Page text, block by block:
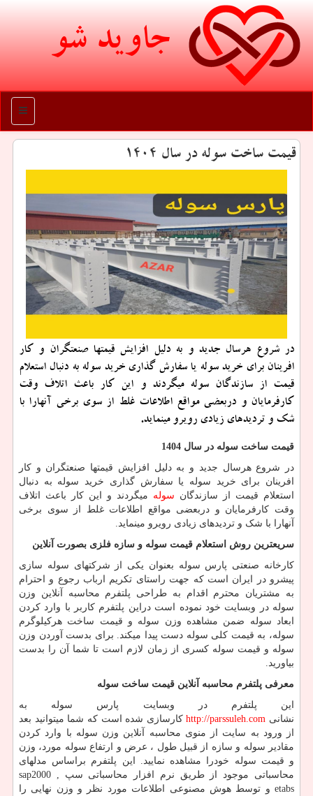
جاوید شو
منو
قیمت ساخت سوله در سال 1404
در شروع هرسال جدید و به دلیل افزایش قیمتها صنعتگران و کار
افرینان برای خرید سوله یا سفارش گذاری خرید سوله به دنبال استعلام
قیمت از سازندگان سوله میگردند و این کار باعث اتلاف وقت
کارفرمایان و دربعضی مواقع اطلاعات غلط از سوی برخی آنهارا با
شک و تردیدهای زیادی رویرو مینماید.
قیمت ساخت سوله در سال 1404
در شروع هرسال جدید و به دلیل افزایش قیمتها صنعتگران و کار
افرینان برای خرید سوله یا سفارش گذاری خرید سوله به دنبال
استعلام قیمت از سازندگان سوله میگردند و این کار باعث اتلاف
وقت کارفرمایان و دربعضی مواقع اطلاعات غلط از سوی برخی
آنهارا با شک و تردیدهای زیادی رویرو مینماید.
سریعترین روش استعلام قیمت سوله و سازه فلزی بصورت آنلاین
کارخانه صنعتی پارس سوله بعنوان یکی از شرکتهای سوله سازی
پیشرو در ایران است که جهت راستای تکریم ارباب رجوع و احترام
به مشتریان محترم اقدام به طراحی پلتفرم محاسبه آنلاین وزن
سوله در وبسایت خود نموده است دراین پلتفرم کاربر با وارد کردن
ابعاد سوله ضمن مشاهده وزن سوله و قیمت ساخت هرکیلوگرم
سوله، به قیمت کلی سوله دست پیدا میکند. برای بدست آوردن وزن
سوله و قیمت سوله کسری از زمان لازم است تا شما آن را بدست
بیاورید.
معرفی پلتفرم محاسبه آنلاین قیمت ساخت سوله
این پلتفرم در وبسایت پارس سوله به
نشانی http://parssuleh.comکارسازی شده است که شما میتوانید بعد
از ورود به سایت از منوی محاسبه آنلاین وزن سوله با وارد کردن
مقادیر سوله و سازه از قبیل طول ، عرض و ارتفاع سوله مورد، وزن
و قیمت سوله خودرا مشاهده نمایید. این پلتفرم براساس مدلهای
محاسباتی موجود از طریق نرم افزار محاسباتی سپ
sap2000 ,
etabs و توسط هوش مصنوعی اطلاعات مورد نظر و وزن نهایی را